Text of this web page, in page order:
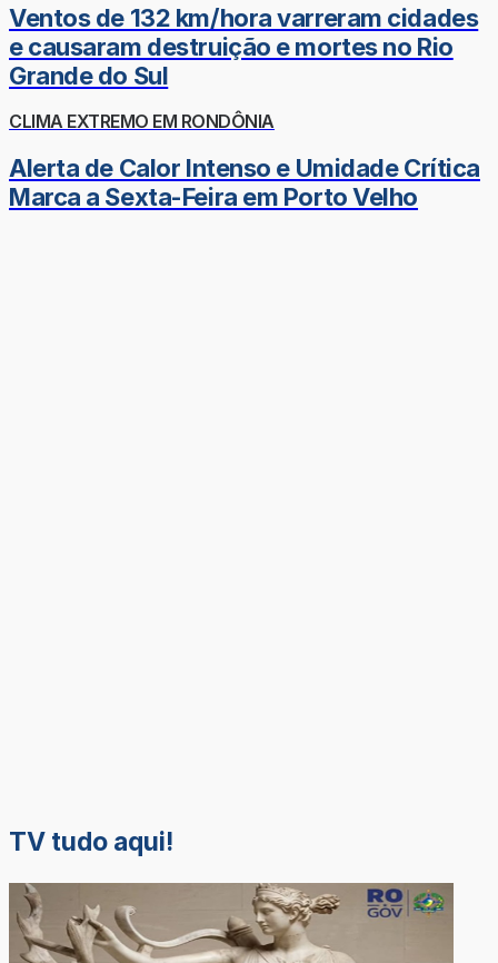
Ventos de 132 km/hora varreram cidades
e causaram destruição e mortes no Rio
Grande do Sul
CLIMA EXTREMO EM RONDÔNIA
Alerta de Calor Intenso e Umidade Crítica
Marca a Sexta-Feira em Porto Velho
TV tudo aqui!